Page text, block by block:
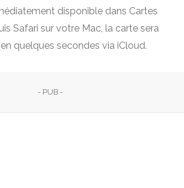
disponible dans Cartes
Safari sur votre Mac, la carte sera
quelques secondes via iCloud.
- PUB -